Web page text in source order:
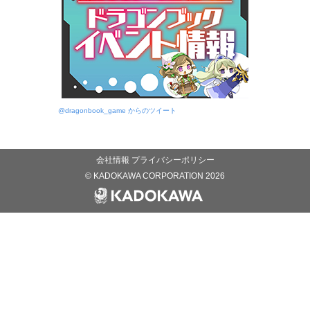
@dragonbook_game からのツイート
会社情報 プライバシーポリシー
© KADOKAWA CORPORATION 2026